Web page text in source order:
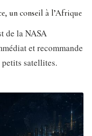
un conseil à l’Afrique
de la NASA
et recommande
petits satellites.